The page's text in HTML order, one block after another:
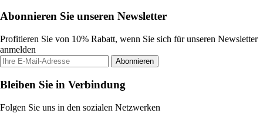
Abonnieren Sie unseren Newsletter
Profitieren Sie von 10% Rabatt, wenn Sie sich für unseren Newsletter
anmelden
Abonnieren
Bleiben Sie in Verbindung
Folgen Sie uns in den sozialen Netzwerken